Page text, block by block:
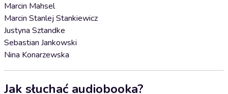
Marcin Mahsel
Marcin Stanlej Stankiewicz
Justyna Sztandke
Sebastian Jankowski
Nina Konarzewska
Jak słuchać audiobooka?